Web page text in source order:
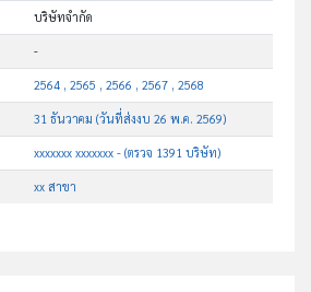
บริษัทจำกัด
-
2564 , 2565 , 2566 , 2567 , 2568
31 ธันวาคม (วันที่ส่งงบ 26 พ.ค. 2569)
xxxxxxx xxxxxxx - (ตรวจ 1391 บริษัท)
xx สาขา